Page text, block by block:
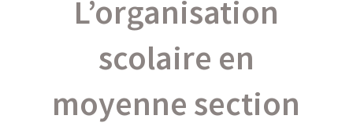
L’organisation
scolaire en
moyenne section